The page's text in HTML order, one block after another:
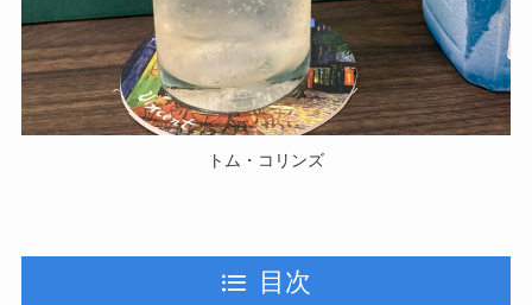
トム・コリンズ
目次